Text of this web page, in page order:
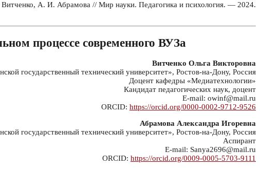
А. И. Абрамова // Мир науки. Педагогика и психология. — 2024.
процессе современного ВУЗа
Витченко Ольга Викторовна
государственный технический университет», Ростов-на-Дону, Россия
Доцент кафедры «Медиатехнологии»
Кандидат педагогических наук, доцент
E-mail: owinf@mail.ru
ORCID: https://orcid.org/0000-0002-9712-9526
Абрамова Александра Игоревна
государственный технический университет», Ростов-на-Дону, Россия
Аспирант
E-mail: Sanya2696@mail.ru
ORCID: https://orcid.org/0009-0005-5703-9111